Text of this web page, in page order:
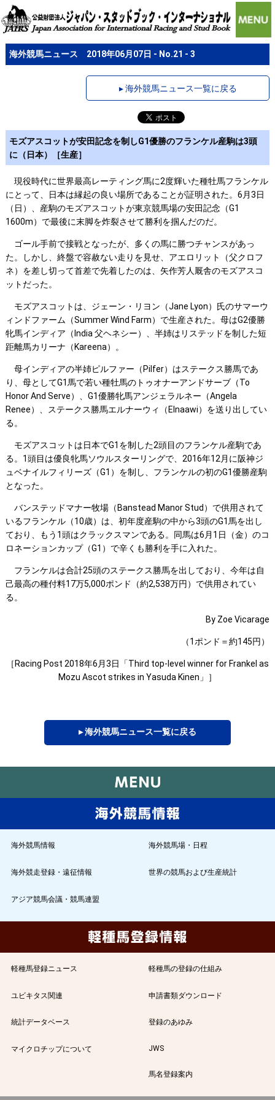
海外競馬ニュース 2018年06月07日 - No.21 - 3
▸ 海外競馬ニュース一覧に戻る
モズアスコットが安田記念を制しG1優勝のフランケル産駒は3頭
に（日本）［生産］
現役時代に世界最高レーティング馬に2度輝いた種牡馬フランケル
にとって、日本は縁起の良い場所であることが証明された。6月3日
（日）、産駒のモズアスコットが東京競馬場の安田記念（G1
1600m）で最後に末脚を炸裂させて勝利を掴んだのだ。
ゴール手前で接戦となったが、多くの馬に勝つチャンスがあっ
た。しかし、終盤で容赦ない走りを見せ、アエロリット（父クロフ
ネ）を差し切って首差で先着したのは、矢作芳人厩舎のモズアスコ
ットだった。
モズアスコットは、ジェーン・リヨン（Jane Lyon）氏のサマーウ
ィンドファーム（Summer Wind Farm）で生産された。母はG2優勝
牝馬インディア（India 父ヘネシー）、半姉はリステッドを制した短
距離馬カリーナ（Kareena）。
母インディアの半姉ピルファー（Pilfer）はステークス勝馬であ
り、母としてG1馬で若い種牡馬のトゥオナーアンドサーブ（To
Honor And Serve）、G1優勝牝馬アンジェラルネー（Angela
Renee）、ステークス勝馬エルナーウィ（Elnaawi）を送り出してい
る。
モズアスコットは日本でG1を制した2頭目のフランケル産駒であ
る。1頭目は優良牝馬ソウルスターリングで、2016年12月に阪神ジ
ュベナイルフィリーズ（G1）を制し、フランケルの初のG1優勝産駒
となった。
バンステッドマナー牧場（Banstead Manor Stud）で供用されて
いるフランケル（10歳）は、初年度産駒の中から3頭のG1馬を出し
ており、もう1頭はクラックスマンである。同馬は6月1日（金）のコ
ロネーションカップ（G1）で辛くも勝利を手に入れた。
フランケルは合計25頭のステークス勝馬を出しており、今年は自
己最高の種付料17万5,000ポンド（約2,538万円）で供用されてい
る。
By Zoe Vicarage
（1ポンド＝約145円）
［Racing Post 2018年6月3日「Third top-level winner for Frankel as
Mozu Ascot strikes in Yasuda Kinen」］
▸ 海外競馬ニュース一覧に戻る
海外競馬情報 海外競馬場・日程
海外競走登録・遠征情報 世界の競馬および生産統計
アジア競馬会議・競馬連盟
軽種馬登録ニュース 軽種馬の登録の仕組み
ユビキタス関連 申請書類ダウンロード
統計データベース 登録のあゆみ
マイクロチップについて JWS
馬名登録案内